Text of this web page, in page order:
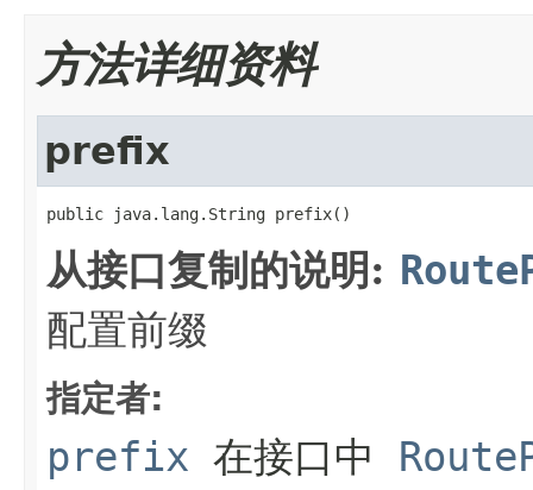
方法详细资料
prefix
public java.lang.String prefix()
从接口复制的说明:
配置前缀
指定者:
prefix 在接口中